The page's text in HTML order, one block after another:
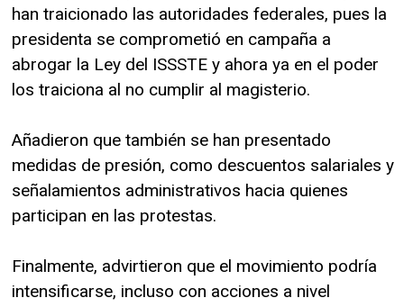
han traicionado las autoridades federales, pues la
presidenta se comprometió en campaña a
abrogar la Ley del ISSSTE y ahora ya en el poder
los traiciona al no cumplir al magisterio.
Añadieron que también se han presentado
medidas de presión, como descuentos salariales y
señalamientos administrativos hacia quienes
participan en las protestas.
Finalmente, advirtieron que el movimiento podría
intensificarse, incluso con acciones a nivel